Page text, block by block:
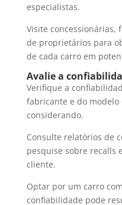
especialistas.
Visite concessionárias,
de proprietários para
de cada carro em
Avalie a
Verifique a
fabricante e do modelo
considerando.
Consulte relatórios de
pesquise sobre recalls
cliente.
Optar por um carro
confiabilidade pode